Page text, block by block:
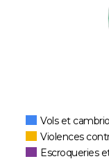
Vols et
Violences
Escroqueries